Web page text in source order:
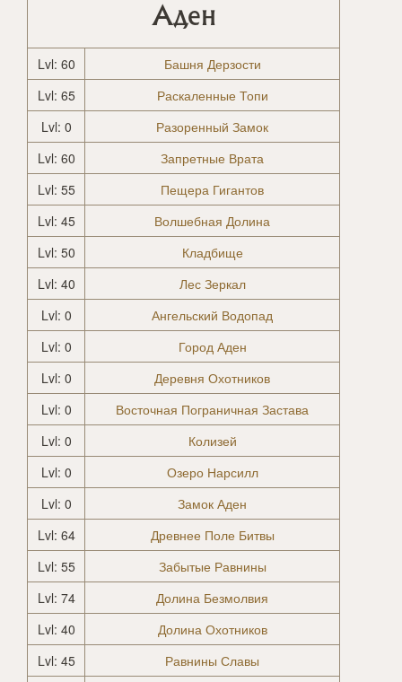
Аден
Lvl: 60
Башня Дерзости
Lvl: 65
Раскаленные Топи
Lvl: 0
Разоренный Замок
Lvl: 60
Запретные Врата
Lvl: 55
Пещера Гигантов
Lvl: 45
Волшебная Долина
Lvl: 50
Кладбище
Lvl: 40
Лес Зеркал
Lvl: 0
Ангельский Водопад
Lvl: 0
Город Аден
Lvl: 0
Деревня Охотников
Lvl: 0
Восточная Пограничная Застава
Lvl: 0
Колизей
Lvl: 0
Озеро Нарсилл
Lvl: 0
Замок Аден
Lvl: 64
Древнее Поле Битвы
Lvl: 55
Забытые Равнины
Lvl: 74
Долина Безмолвия
Lvl: 40
Долина Охотников
Lvl: 45
Равнины Славы